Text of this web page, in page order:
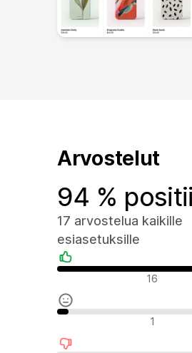
Arvostelut
94 %
17 arvostelua kaikille
esiasetuksille
Positiiviset arvostelut
16
Neutraalit arvostelut
1